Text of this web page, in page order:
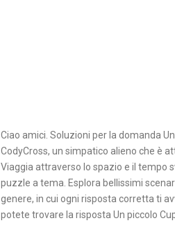
Ciao amici. Soluzioni per la domanda
CodyCross, un simpatico alieno che è
Viaggia attraverso lo spazio e il tempo
puzzle a tema. Esplora bellissimi
genere, in cui ogni risposta corretta ti
potete trovare la risposta Un piccolo